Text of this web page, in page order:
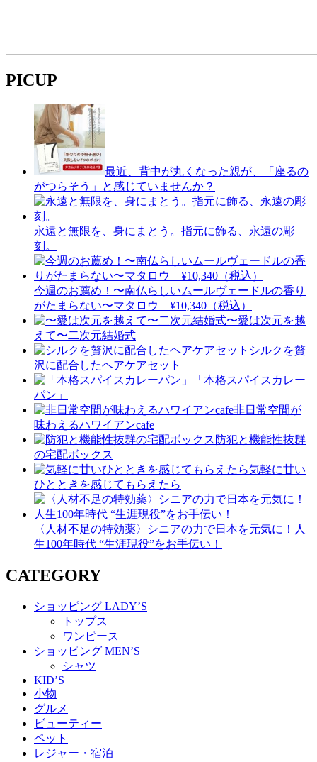
PICUP
最近、背中が丸くなった親が、「座るの
がつらそう」と感じていませんか？
永遠と無限を、身にまとう。指元に飾る、永遠の彫
刻。
今週のお薦め！〜南仏らしいムールヴェードルの香り
がたまらない〜マタロウ ¥10,340（税込）
〜愛は次元を越
えて〜二次元結婚式
シルクを贅
沢に配合したヘアケアセット
「本格スパイスカレー
パン」
非日常空間が
味わえるハワイアンcafe
防犯と機能性抜群
の宅配ボックス
気軽に甘い
ひとときを感じてもらえたら
〈人材不足の特効薬〉シニアの力で日本を元気に！人
生100年時代 “生涯現役”をお手伝い！
CATEGORY
ショッピング LADY’S
トップス
ワンピース
ショッピング MEN’S
シャツ
KID’S
小物
グルメ
ビューティー
ペット
レジャー・宿泊